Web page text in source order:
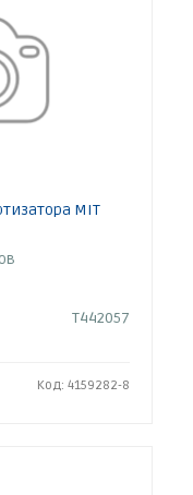
MIT
T442057
Код: 4159282-8